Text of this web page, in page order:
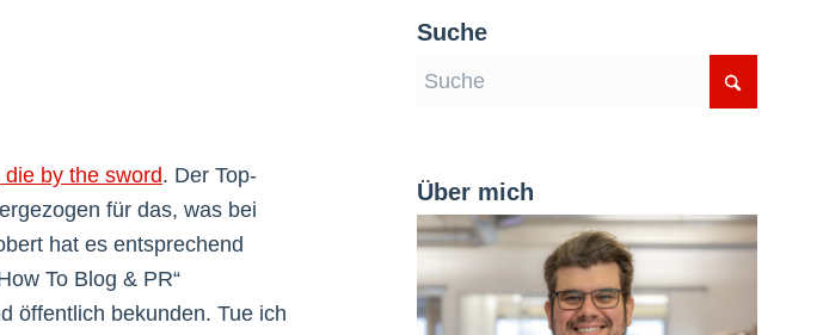
by the sword. Der Top-
für das, was bei
hat es entsprechend
To Blog & PR“
öffentlich bekunden. Tue ich
Suche
Über mich